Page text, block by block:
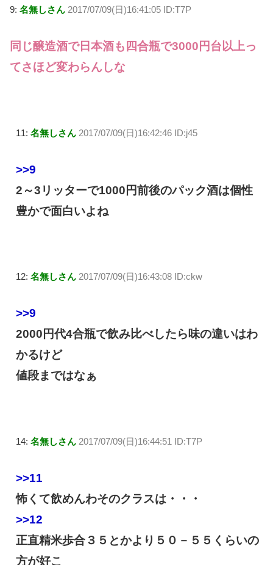
9: 名無しさん 2017/07/09(日)16:41:05 ID:T7P
同じ醸造酒で日本酒も四合瓶で3000円台以上っ
てさほど変わらんしな
11: 名無しさん 2017/07/09(日)16:42:46 ID:j45
>>9
2～3リッターで1000円前後のパック酒は個性
豊かで面白いよね
12: 名無しさん 2017/07/09(日)16:43:08 ID:ckw
>>9
2000円代4合瓶で飲み比べしたら味の違いはわ
かるけど
値段まではなぁ
14: 名無しさん 2017/07/09(日)16:44:51 ID:T7P
>>11
怖くて飲めんわそのクラスは・・・
>>12
正直精米歩合３５とかより５０－５５くらいの
方が好こ